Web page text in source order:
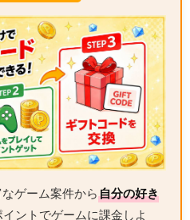
ゲーム案件から自分の好き
ントでゲームに課金しよ